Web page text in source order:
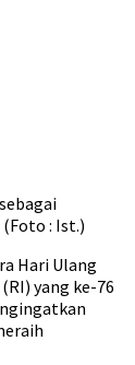
: Ist.)
Hari Ulang
yang ke-76